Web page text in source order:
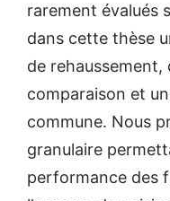
rarement évalués
dans cette thèse
de rehaussement,
comparaison et
commune. Nous
granulaire
performance des